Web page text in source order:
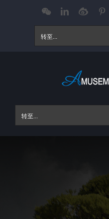
WeChatLinkedIn
Weibo
转至...
转至...